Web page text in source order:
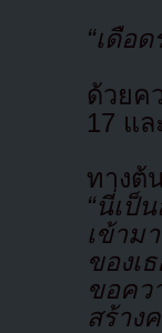
“เดือ
ด้วยค
17 แ
ทางต้
“นี่เป็
เข้าม
ของเ
ขอคว
สร้าง